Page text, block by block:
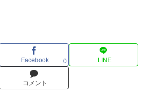
Facebook 0 LINE
コメント